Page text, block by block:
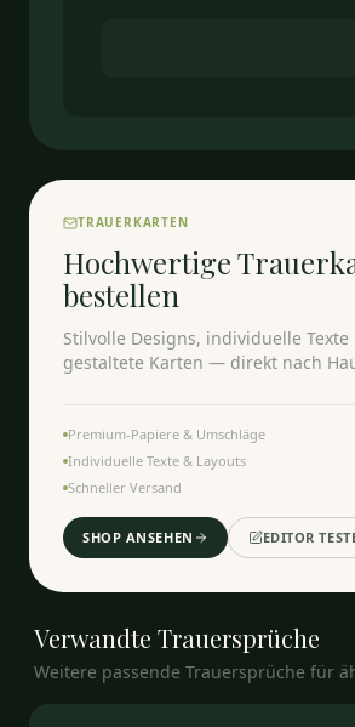
TRAUERKARTEN
Hochwertige
bestellen
Stilvolle Designs, individuelle
gestaltete Karten — direkt nach
Premium-Papiere & Umschläge
Individuelle Texte & Layouts
Schneller Versand
SHOP ANSEHEN EDITOR
Verwandte Trauersprüche
Weitere passende Trauersprüche für